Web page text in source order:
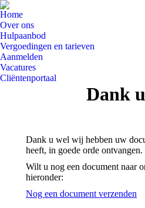
Home
Over ons
Hulpaanbod
Vergoedingen en tarieven
Aanmelden
Vacatures
Cliëntenportaal
Dank
Dank u wel wij hebben uw
heeft, in goede orde ontvangen.
Wilt u nog een document naar
hieronder:
Nog een document verzenden